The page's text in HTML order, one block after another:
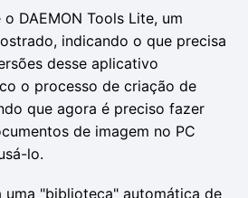
DAEMON Tools Lite, um
indicando o que precisa
desse aplicativo
o processo de criação de
que agora é preciso fazer
de imagem no PC
lo.
uma "biblioteca" automática de